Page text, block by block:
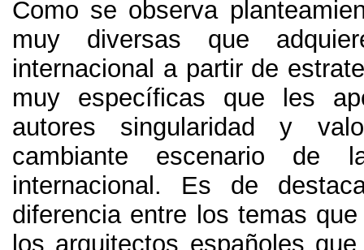
Como se observa
muy diversas que
internacional a partir de
muy específicas que les
autores singularidad y
cambiante escenario de
internacional . Es de
diferencia entre los temas
los arquitectos españoles